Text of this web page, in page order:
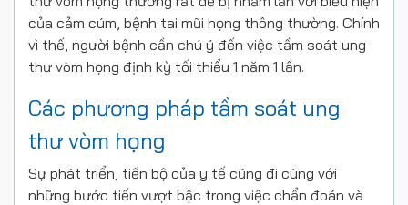
của cảm cúm, bệnh tai mũi họng thông thường. Chính
vì thế, người bệnh cần chú ý đến việc tầm soát ung
thư vòm họng định kỳ tối thiểu 1 năm 1 lần.
Các phương pháp tầm soát ung
thư vòm họng
Sự phát triển, tiến bộ của y tế cũng đi cùng với
những bước tiến vượt bậc trong việc chẩn đoán và